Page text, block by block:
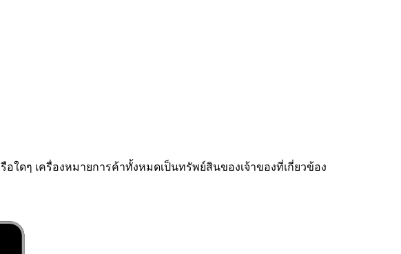
อใดๆ เครื่องหมายการค้าทั้งหมดเป็นทรัพย์สินของเจ้าของที่เกี่ยวข้อง